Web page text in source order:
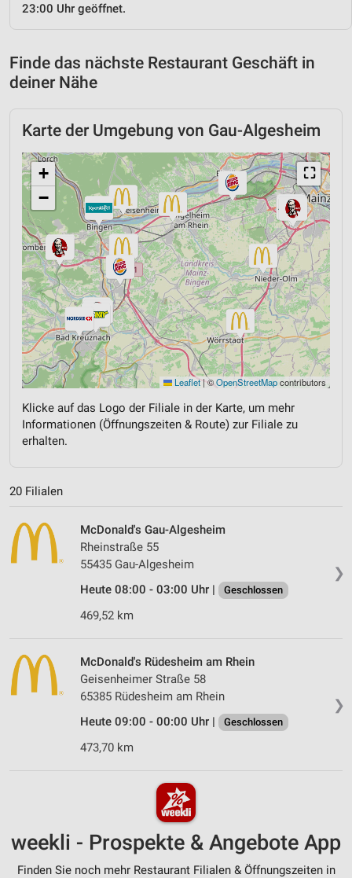
23:00 Uhr geöffnet.
Finde das nächste Restaurant Geschäft in
deiner Nähe
Karte der Umgebung von Gau-Algesheim
⛶
+
−
Leaflet|©OpenStreetMapcontributors
Klicke auf das Logo der Filiale in der Karte, um mehr
Informationen (Öffnungszeiten & Route) zur Filiale zu
erhalten.
20 Filialen
❯
McDonald's Gau-Algesheim
Rheinstraße 55
55435 Gau-Algesheim
Heute 08:00 - 03:00 Uhr |
Geschlossen
469,52 km
❯
McDonald's Rüdesheim am Rhein
Geisenheimer Straße 58
65385 Rüdesheim am Rhein
Heute 09:00 - 00:00 Uhr |
Geschlossen
473,70 km
weekli - Prospekte & Angebote App
Finden Sie noch mehr Restaurant Filialen & Öffnungszeiten in